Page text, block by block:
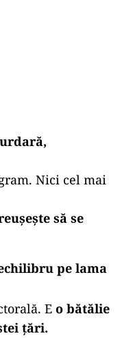
Nici cel mai
să se
pe lama
E o bătălie
țări.